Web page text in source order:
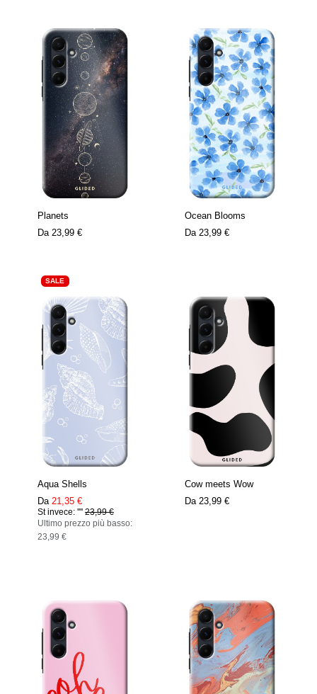
Planets
Da 23,99 €
Ocean Blooms
Da 23,99 €
SALE
Aqua Shells
Da 21,35 €
St invece: '''' 23,99 €
Ultimo prezzo più basso:
23,99 €
Cow meets Wow
Da 23,99 €